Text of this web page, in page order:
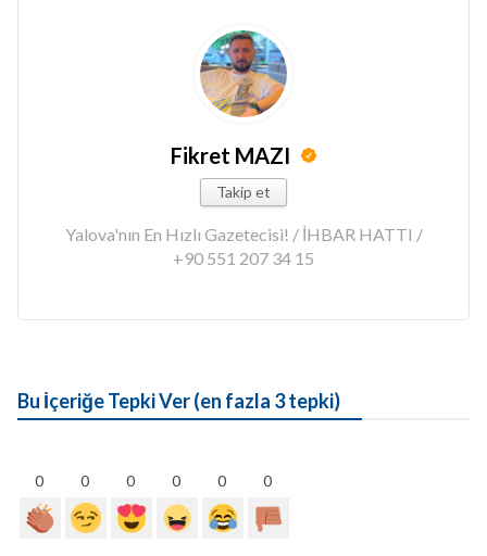
Fikret MAZI
Takip et
Yalova'nın En Hızlı Gazetecisi! / İHBAR HATTI /
+90 551 207 34 15
Bu İçeriğe Tepki Ver (en fazla 3 tepki)
0 0 0 0 0 0